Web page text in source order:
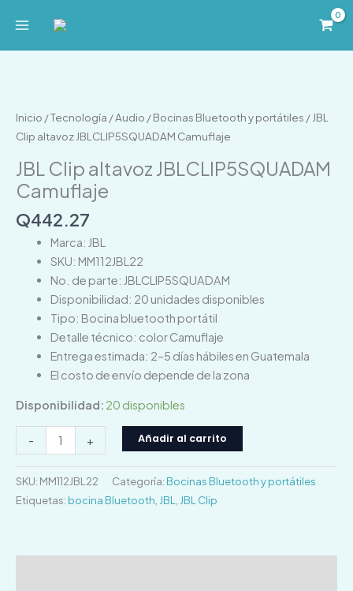
Inicio /Tecnología /Audio /Bocinas Bluetooth y portátiles / JBL
Clip altavoz JBLCLIP5SQUADAM Camuflaje
JBL Clip altavoz JBLCLIP5SQUADAM
Camuflaje
Q442.27
Marca: JBL
SKU: MM112JBL22
No. de parte: JBLCLIP5SQUADAM
Disponibilidad: 20 unidades disponibles
Tipo: Bocina bluetooth portátil
Detalle técnico: color Camuflaje
Entrega estimada: 2–5 días hábiles en Guatemala
El costo de envío depende de la zona
Disponibilidad: 20 disponibles
-
altavoz
JBLCLIP5SQUADAM
cantidad
+ Añadir al carrito
SKU: MM112JBL22 Categoría: Bocinas Bluetooth y portátiles
Etiquetas: bocina Bluetooth JBL JBL Clip